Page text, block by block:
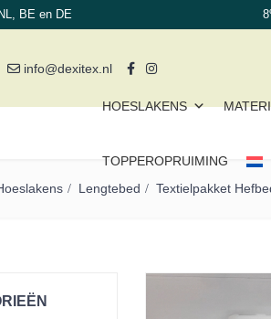
BE en DE
info@dexitex.nl
HOESLAKENS
TOPPEROPRUIMING
Lengtebed Textielpakket